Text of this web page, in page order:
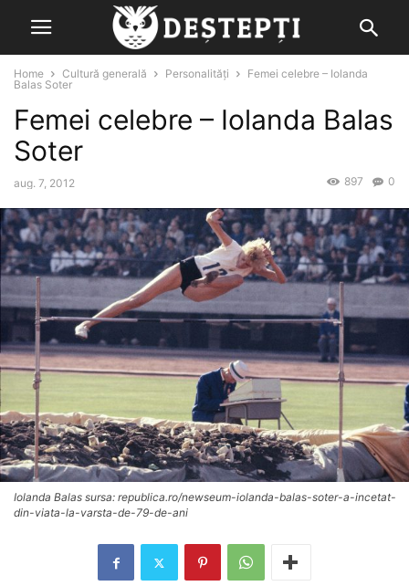
Home Cultură generală Personalități
Femei celebre – Iolanda
Balas Soter
Femei celebre – Iolanda Balas
Soter
aug. 7, 2012 0
897
Iolanda Balas sursa: republica.ro/newseum-iolanda-balas-soter-a-incetat-
din-viata-la-varsta-de-79-de-ani